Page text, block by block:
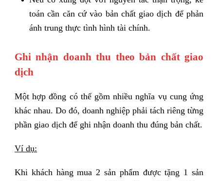
toán cần căn cứ vào bản chất giao dịch để phản
ánh trung thực tình hình tài chính.
Ghi nhận doanh thu theo bản chất giao
dịch
Một hợp đồng có thể gồm nhiều nghĩa vụ cung ứng
khác nhau. Do đó, doanh nghiệp phải tách riêng từng
phần giao dịch để ghi nhận doanh thu đúng bản chất.
Ví dụ:
Khi khách hàng mua 2 sản phẩm được tặng 1 sản